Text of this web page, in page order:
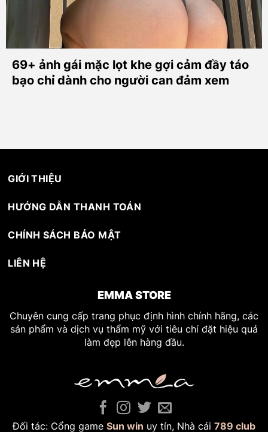
69+ ảnh gái mặc lọt khe gợi cảm đầy táo
bạo chỉ dành cho người can đảm xem
GIỚI THIỆU
HƯỚNG DẪN THANH TOÁN
CHÍNH SÁCH BẢO MẬT
LIÊN HỆ
EMMA STORE
Chuyên cung cấp trang phục định hình chính hãng, các
sản phẩm và dịch vụ thẩm mỹ với tiêu chí đặt hiệu quả
làm đẹp lên hàng đầu.
Đối tác: Cổng game Sun win uy tín, Nhà cái 789 club